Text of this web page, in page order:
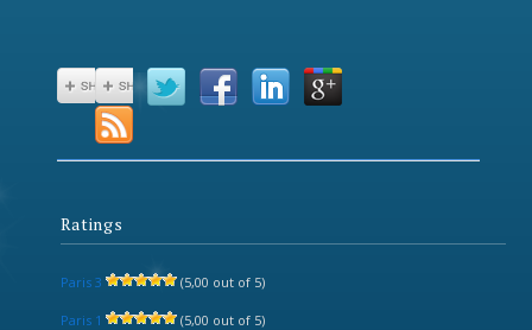
Ratings
Paris 3 (5,00 out of 5)
Paris 1 (5,00 out of 5)